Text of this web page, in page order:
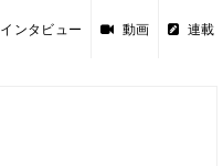
インタビュー 動画 連載